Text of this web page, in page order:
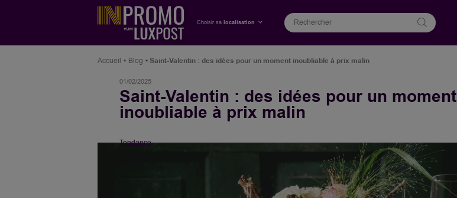
Choisir sa localisation
Accueil Blog Saint-Valentin : des idées pour un moment inoubliable à prix malin
01/02/2025
Saint-Valentin : des idées pour un moment
inoubliable à prix malin
Tendance